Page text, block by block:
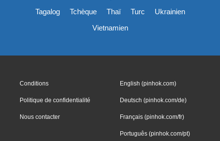
Tagalog
Tchèque Thaï Turc
Ukrainien
Vietnamien
Conditions
Politique de confidentialité
Nous contacter
English (pinhok.com)
Deutsch (pinhok.com/de)
Français (pinhok.com/fr)
Português (pinhok.com/pt)